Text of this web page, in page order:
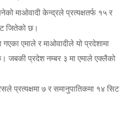
माओवादी केन्द्रले प्रत्यक्षतर्फ १५ र
जितेको छ।
गएका एमाले र माओवादीले यो प्रदेशामा
जबकी प्रदेश नम्बर ३ मा एमाले एक्लैको
प्रत्यक्षमा ७ र समानुपातिकमा १४ सिट